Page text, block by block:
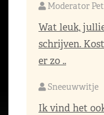
Moderator
Wat leuk,
schrijven.
er zo ..
Sneeuwwitje
Ik vind het